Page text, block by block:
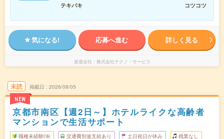
テキパキ
コツコツ
気になる! 応募へ進む 詳しく見る
派遣会社 株式会社テクノ・サービス
未読
NEW
掲載日 2026/08/05
京都市南区【週2日～】ホテルライクな高齢者
マンションで生活サポート
職種未経験OK 交通費別途支給あり 土日祝日が休み 残業なし